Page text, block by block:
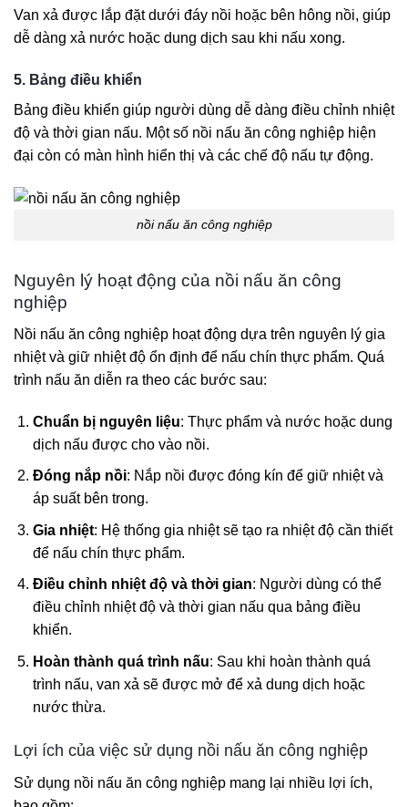
Van xả được lắp đặt dưới đáy nồi hoặc bên hông nồi, giúp
dễ dàng xả nước hoặc dung dịch sau khi nấu xong.
5. Bảng điều khiển
Bảng điều khiển giúp người dùng dễ dàng điều chỉnh nhiệt
độ và thời gian nấu. Một số nồi nấu ăn công nghiệp hiện
đại còn có màn hình hiển thị và các chế độ nấu tự động.
nồi nấu ăn công nghiệp
Nguyên lý hoạt động của nồi nấu ăn công
nghiệp
Nồi nấu ăn công nghiệp hoạt động dựa trên nguyên lý gia
nhiệt và giữ nhiệt độ ổn định để nấu chín thực phẩm. Quá
trình nấu ăn diễn ra theo các bước sau:
Chuẩn bị nguyên liệu: Thực phẩm và nước hoặc dung
dịch nấu được cho vào nồi.
Đóng nắp nồi: Nắp nồi được đóng kín để giữ nhiệt và
áp suất bên trong.
Gia nhiệt: Hệ thống gia nhiệt sẽ tạo ra nhiệt độ cần thiết
để nấu chín thực phẩm.
Điều chỉnh nhiệt độ và thời gian: Người dùng có thể
điều chỉnh nhiệt độ và thời gian nấu qua bảng điều
khiển.
Hoàn thành quá trình nấu: Sau khi hoàn thành quá
trình nấu, van xả sẽ được mở để xả dung dịch hoặc
nước thừa.
Lợi ích của việc sử dụng nồi nấu ăn công nghiệp
Sử dụng nồi nấu ăn công nghiệp mang lại nhiều lợi ích,